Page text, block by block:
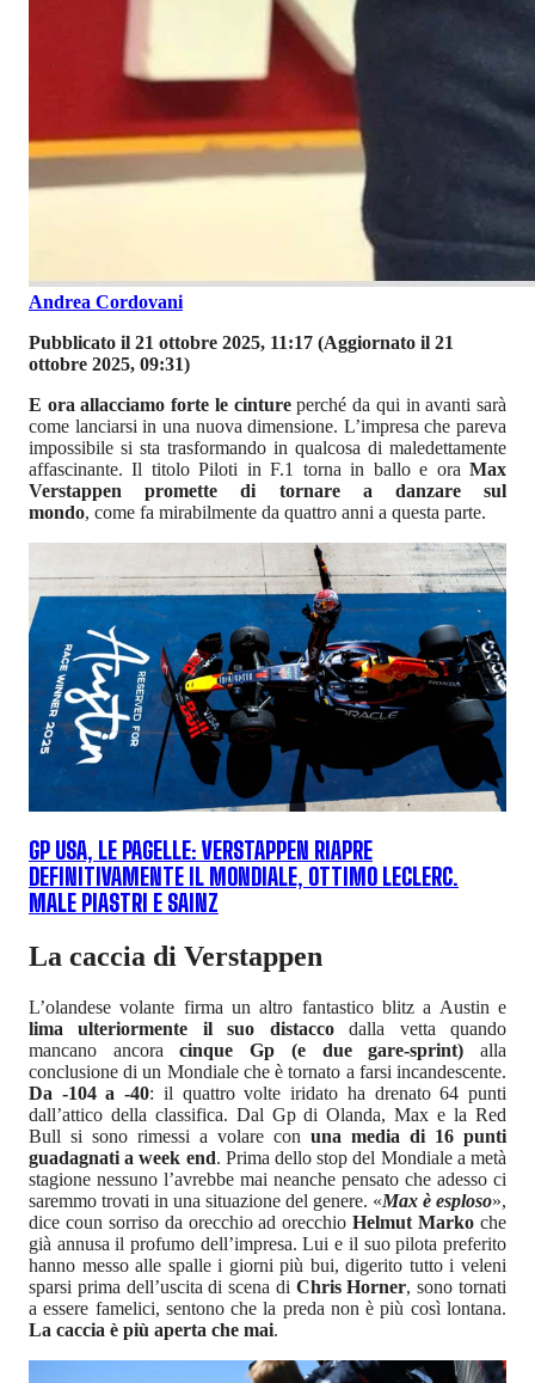
Andrea Cordovani
Pubblicato il 21 ottobre 2025, 11:17 (Aggiornato il 21
ottobre 2025, 09:31)
E ora allacciamo forte le cintureperché da qui in avanti sarà
come lanciarsi in una nuova dimensione. L’impresa che pareva
impossibile si sta trasformando in qualcosa di maledettamente
affascinante. Il titolo Piloti in F.1 torna in ballo e ora Max
Verstappen promette di tornare a danzare sul
mondo, come fa mirabilmente da quattro anni a questa parte.
GP USA, LE PAGELLE: VERSTAPPEN RIAPRE
DEFINITIVAMENTE IL MONDIALE, OTTIMO LECLERC.
MALE PIASTRI E SAINZ
La caccia di Verstappen
L’olandese volante firma un altro fantastico blitz a Austin e
lima ulteriormente il suo distaccodalla vetta quando
mancano ancoracinque Gp (e due gare-sprint) alla
conclusione di un Mondiale che è tornato a farsi incandescente.
Da -104 a -40: il quattro volte iridato ha drenato 64 punti
dall’attico della classifica. Dal Gp di Olanda, Max e la Red
Bull si sono rimessi a volare con una media di 16 punti
guadagnati a week end. Prima dello stop del Mondiale a metà
stagione nessuno l’avrebbe mai neanche pensato che adesso ci
saremmo trovati in una situazione del genere. «Max è esploso»,
dice coun sorriso da orecchio ad orecchioHelmut Marko che
già annusa il profumo dell’impresa. Lui e il suo pilota preferito
hanno messo alle spalle i giorni più bui, digerito tutto i veleni
sparsi prima dell’uscita di scena di Chris Horner, sono tornati
a essere famelici, sentono che la preda non è più così lontana.
La caccia è più aperta che mai.